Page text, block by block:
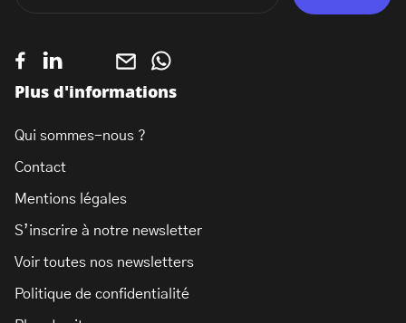
Plus d'informations
Qui sommes-nous ?
Contact
Mentions légales
S’inscrire à notre newsletter
Voir toutes nos newsletters
Politique de confidentialité